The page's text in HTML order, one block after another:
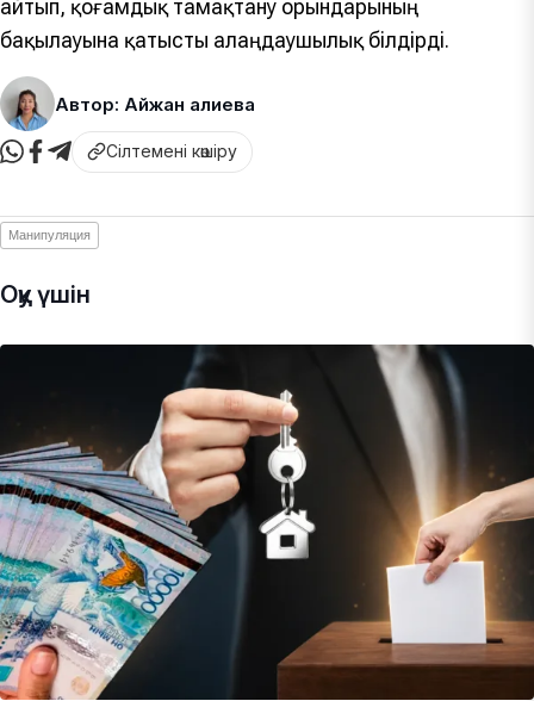
айтып, қоғамдық тамақтану орындарының
бақылауына қатысты алаңдаушылық білдірді.
Автор: Айжан Қалиева
Сілтемені көшіру
Манипуляция
Оқу үшін